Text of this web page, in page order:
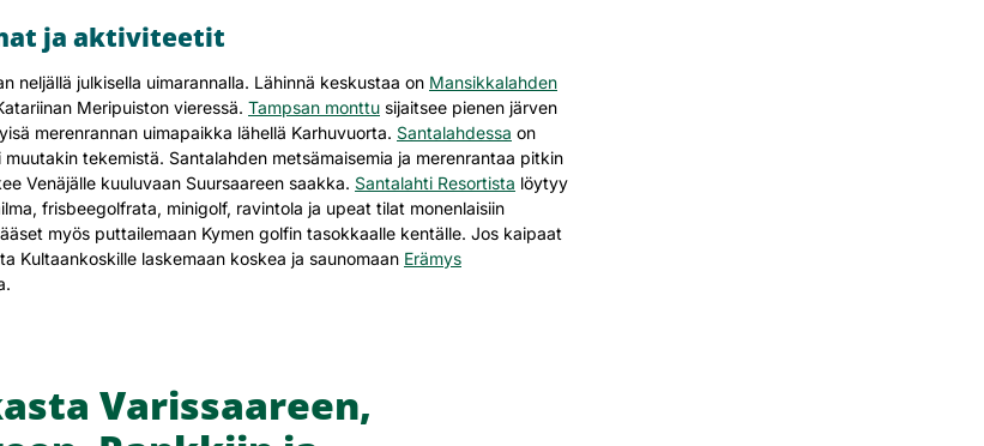
ja aktiviteetit
neljällä julkisella uimarannalla. Lähinnä keskustaa on Mansikkalahden
Meripuiston vieressä. Tampsan monttu sijaitsee pienen järven
merenrannan uimapaikka lähellä Karhuvuorta. Santalahdessa on
muutakin tekemistä. Santalahden metsämaisemia ja merenrantaa pitkin
Venäjälle kuuluvaan Suursaareen saakka. Santalahti Resortista löytyy
frisbeegolfrata, minigolf, ravintola ja upeat tilat monenlaisiin
myös puttailemaan Kymen golfin tasokkaalle kentälle. Jos kaipaat
Kultaankoskille laskemaan koskea ja saunomaan Erämys
Varissaareen,